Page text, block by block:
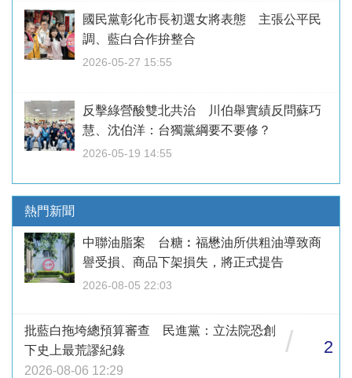
國民黨彰化市長初選女將表態 主張公平民
調、藍白合作拚整合
2026-05-27 15:55
反擊綠營酸雙北共治 川伯舉實績反問蘇巧
慧、沈伯洋：台獨黨綱要不要修？
2026-05-19 14:55
熱門新聞
中聯油脂案 台糖︰福懋油所供粗油導致商
譽受損、商品下架損失，將正式提告
2026-08-05 22:03
批藍白拖垮總預算審查 民進黨：立法院恐創
下史上最荒謬紀錄
2026-08-06 12:29
/ 2